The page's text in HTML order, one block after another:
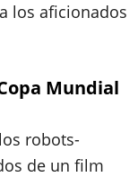
los aficionados
Mundial
robots-
de un film